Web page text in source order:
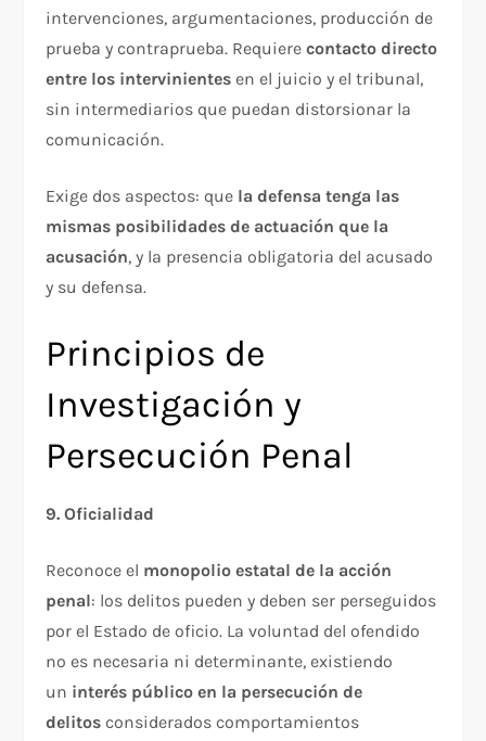
intervenciones, argumentaciones, producción de
prueba y contraprueba. Requierecontacto directo
entre los intervinientes en el juicio y el tribunal,
sin intermediarios que puedan distorsionar la
comunicación.​
Exige dos aspectos: que la defensa tenga las
mismas posibilidades de actuación que la
acusación, y la presencia obligatoria del acusado
y su defensa.​
Principios de
Investigación y
Persecución Penal
9. Oficialidad
Reconoce el monopolio estatal de la acción
penal: los delitos pueden y deben ser perseguidos
por el Estado de oficio. La voluntad del ofendido
no es necesaria ni determinante, existiendo
un interés público en la persecución de
delitos considerados comportamientos